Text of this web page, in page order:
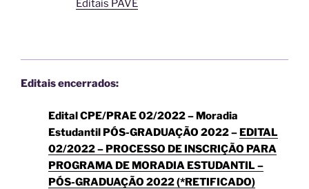
Editais PAVE
Editais encerrados:
Edital CPE/PRAE 02/2022 – Moradia
Estudantil PÓS-GRADUAÇÃO 2022 – EDITAL
02/2022 – PROCESSO DE INSCRIÇÃO PARA
PROGRAMA DE MORADIA ESTUDANTIL –
PÓS-GRADUAÇÃO 2022 (*RETIFICADO)